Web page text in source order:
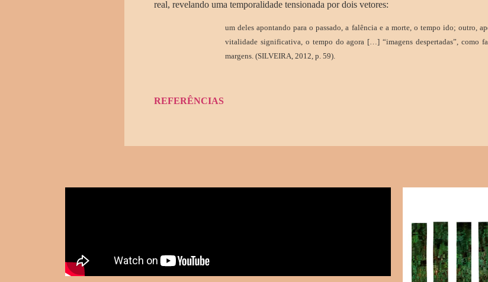
real, revelando uma temporalidade tensionada por dois vetores:
um deles apontando para o passado, a falência e a morte, o tempo ido; outro,
vitalidade significativa, o tempo do agora […] “imagens despertadas”, como
margens. (SILVEIRA, 2012, p. 59).
REFERÊNCIAS